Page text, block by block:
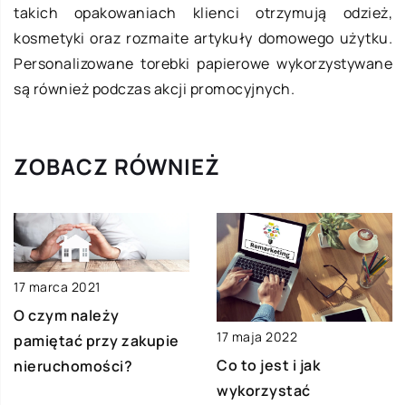
takich opakowaniach klienci otrzymują odzież,
kosmetyki oraz rozmaite artykuły domowego użytku.
Personalizowane torebki papierowe wykorzystywane
są również podczas akcji promocyjnych.
ZOBACZ RÓWNIEŻ
17 marca 2021
O czym należy
pamiętać przy zakupie
nieruchomości?
17 maja 2022
Co to jest i jak
wykorzystać